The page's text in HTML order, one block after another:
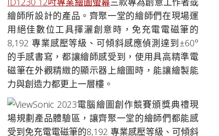
繪師所設計的產品。齊聚一堂的繪師們在現場運
用絕佳數位工具揮灑創意時，免充電電磁筆的
8,192 專業感壓等級、可傾斜感應偵測達到±60°
的手感書寫，都讓繪師感受到，使用具高精準電
磁筆在外觀精緻的顯示器上繪圖時，能讓繪製能
力與創造力都更上一層樓。